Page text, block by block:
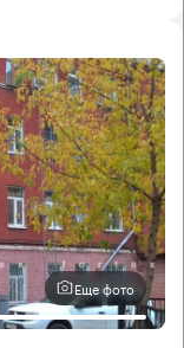
Еще фото